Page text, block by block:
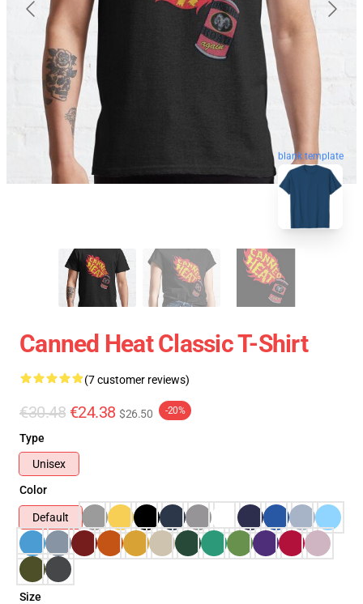
blank template
Canned Heat Classic T-Shirt
(7 customer reviews)
€30.48 €24.38 $26.50 -20%
Type
Unisex
Color
Default
Size